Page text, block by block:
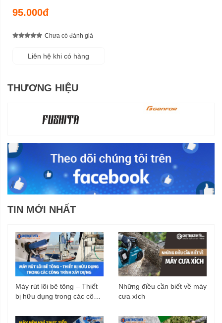
95.000đ
Chưa có đánh giá
Liên hệ khi có hàng
THƯƠNG HIỆU
TIN MỚI NHẤT
Máy rút lõi bê tông – Thiết
bị hữu dụng trong các công
Những điều cần biết về máy
cưa xích